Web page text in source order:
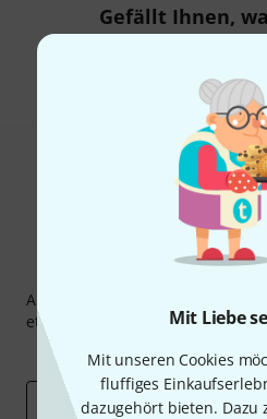
Mit Liebe
Mit unseren Cookies
fluffiges
dazugehört bieten. Dazu
Gefällt Ihnen,
Thomann
Abonniere den Thomann
etwas Glück einen von50
Inspirierende Beiträge
E-Mail-Adresse*